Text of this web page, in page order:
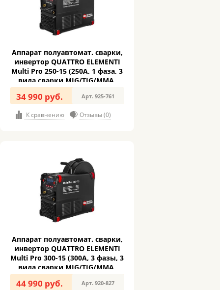
Аппарат полуавтомат. сварки,
инвертор QUATTRO ELEMENTI
Multi Pro 250-15 (250A, 1 фаза, 3
вида сварки MIG/TIG/MMA,
кат.15 кг,Диспл.)(925-761)
34 990 руб. Арт. 925-761
К сравнению Отзывы (0)
Аппарат полуавтомат. сварки,
инвертор QUATTRO ELEMENTI
Multi Pro 300-15 (300A, 3 фазы, 3
вида сварки MIG/TIG/MMA,
кат.15 кг,Диспл.)(920-827)
44 990 руб. Арт. 920-827